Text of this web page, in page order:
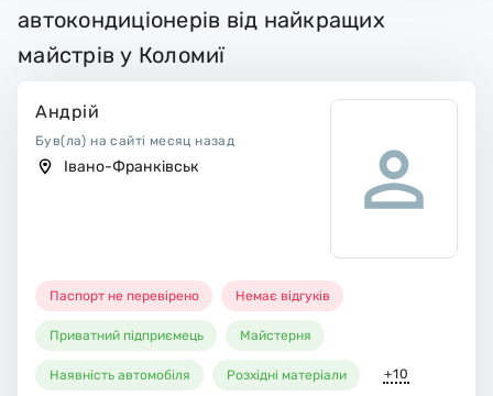
автокондиціонерів від найкращих
майстрів у Коломиї
Андрій
Був(ла) на сайті месяц назад
Івано-Франківськ
Паспорт не перевірено Немає відгуків
Приватний підприємець Майстерня
Наявність автомобіля Розхідні матеріали +10